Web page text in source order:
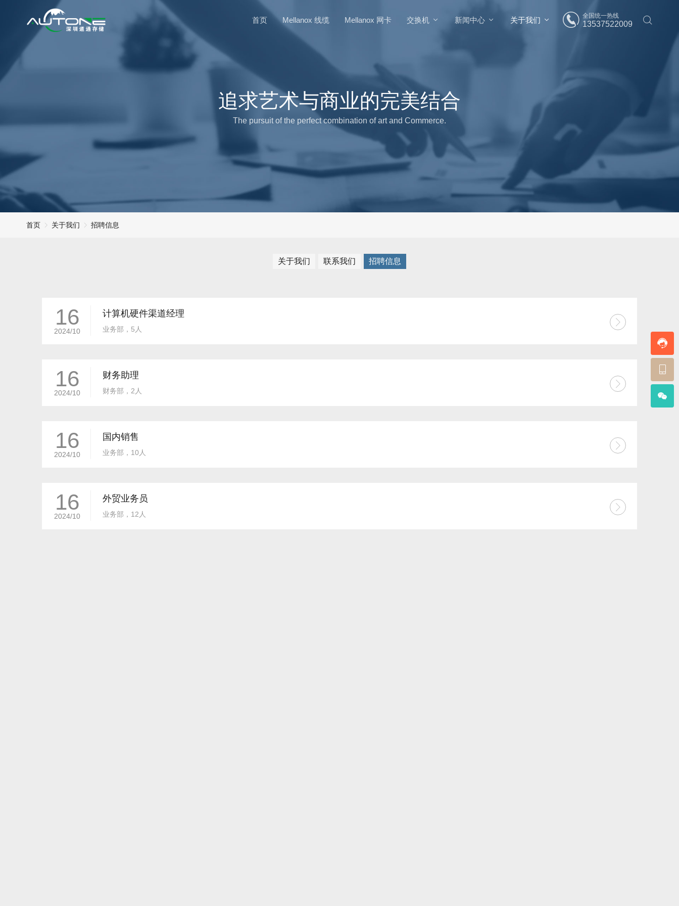
首页 Mellanox 线缆 Mellanox 网卡 交换机 新闻中心 关于我们
全国统一热线
13537522009
追求艺术与商业的完美结合
The pursuit of the perfect combination of art and Commerce.
首页 关于我们 招聘信息
关于我们 联系我们 招聘信息
计算机硬件渠道经理
业务部，5人
16
2024/10
财务助理
财务部，2人
16
2024/10
国内销售
业务部，10人
16
2024/10
外贸业务员
业务部，12人
16
2024/10